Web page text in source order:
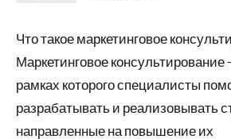
Что такое маркетинговое
Маркетинговое консультирование
рамках которого специалисты
разрабатывать и реализовывать
направленные на повышение их